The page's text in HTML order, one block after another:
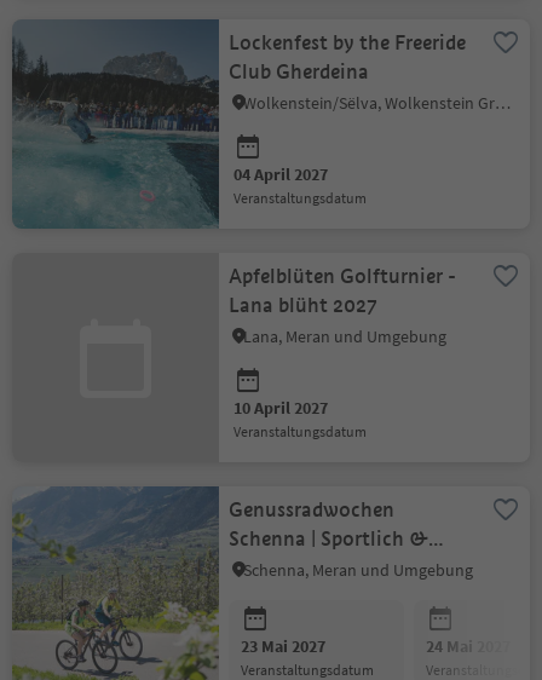
Lockenfest by the Freeride
Club Gherdeina
Wolkenstein/Sëlva, Wolkenstein Gröden, Dolomitenregion Gröden
04 April 2027
Veranstaltungsdatum
Apfelblüten Golfturnier -
Lana blüht 2027
Lana, Meran und Umgebung
10 April 2027
Veranstaltungsdatum
Genussradwochen
Schenna | Sportlich &
Kulinarisch
Schenna, Meran und Umgebung
23 Mai 2027
Veranstaltungsdatum
24 Mai 2027